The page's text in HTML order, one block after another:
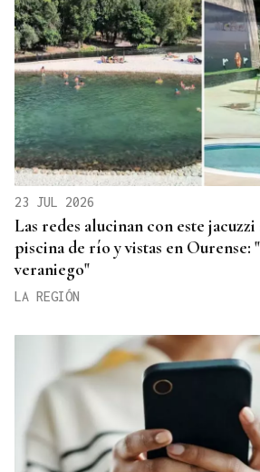
23 JUL 2026
Las redes alucinan con este
piscina de río y vistas en Ourense:
veraniego"
LA REGIÓN